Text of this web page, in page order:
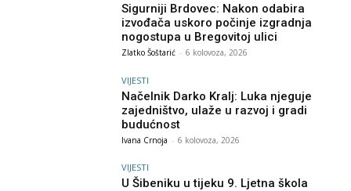
Sigurniji Brdovec: Nakon odabira
izvođača uskoro počinje izgradnja
nogostupa u Bregovitoj ulici
Zlatko Šoštarić - 6 kolovoza, 2026
VIJESTI
Načelnik Darko Kralj: Luka njeguje
zajedništvo, ulaže u razvoj i gradi
budućnost
Ivana Crnoja - 6 kolovoza, 2026
VIJESTI
U Šibeniku u tijeku 9. Ljetna škola